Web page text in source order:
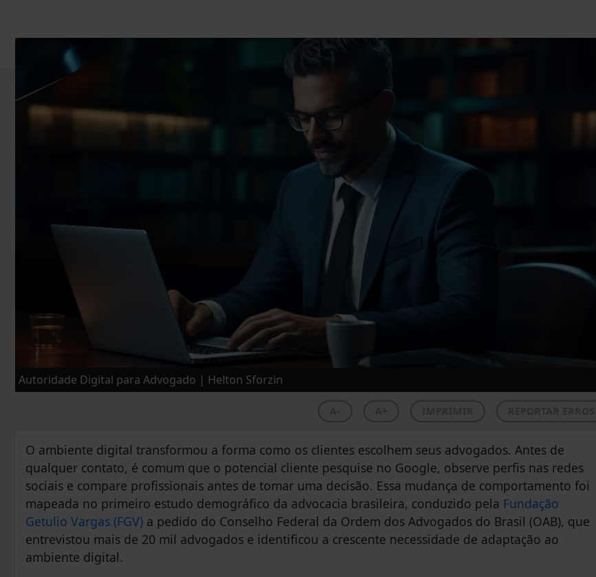
Autoridade Digital para Advogado | Helton Sforzin
O ambiente digital transformou a forma como os clientes escolhem seus advogados. Antes de
qualquer contato, é comum que o potencial cliente pesquise no Google, observe perfis nas redes
sociais e compare profissionais antes de tomar uma decisão. Essa mudança de comportamento foi
mapeada no primeiro estudo demográfico da advocacia brasileira, conduzido pela Fundação
Getulio Vargas (FGV) a pedido do Conselho Federal da Ordem dos Advogados do Brasil (OAB), que
entrevistou mais de 20 mil advogados e identificou a crescente necessidade de adaptação ao
ambiente digital.